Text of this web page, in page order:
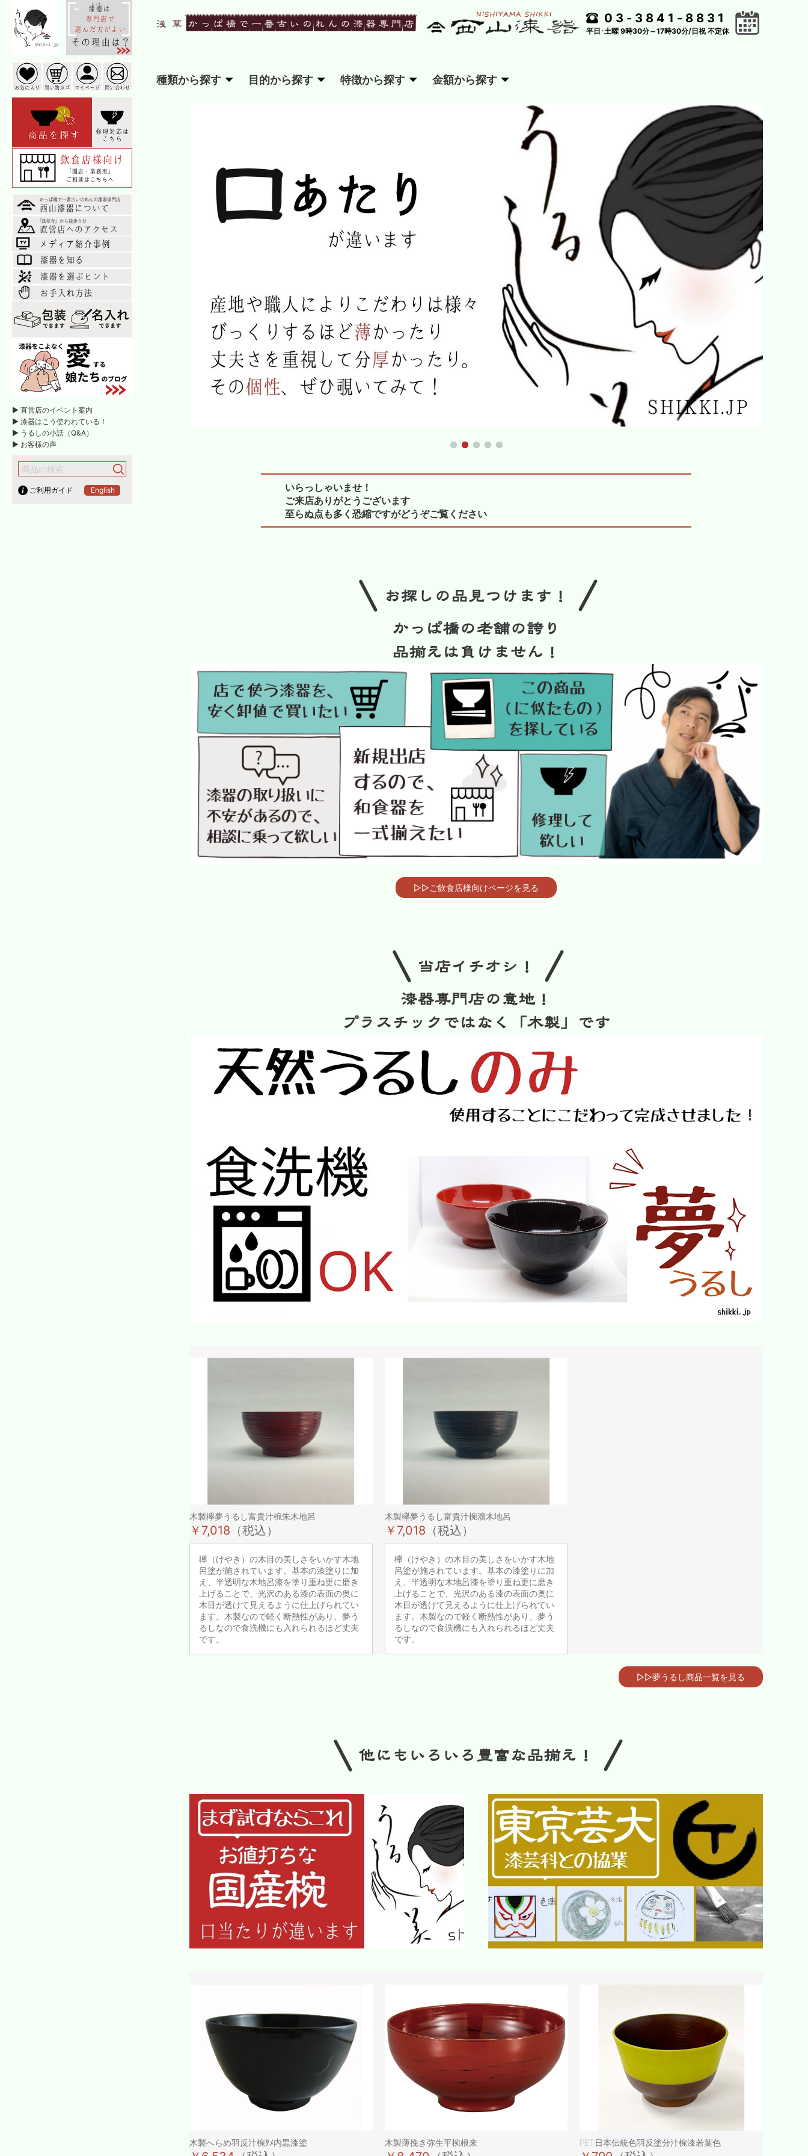
► 直営店のイベント案内
► 漆器はこう使われている！
► うるしの小話（Q&A）
► お客様の声
ご利用ガイド English
03-3841-8831
平日･土曜 9時30分～17時30分/日祝 不定休
種類から探す 目的から探す 特徴から探す 金額から探す
いらっしゃいませ！
ご来店ありがとうございます
至らぬ点も多く恐縮ですがどうぞご覧ください
/お探しの品見つけます！ /
かっぱ橋の老舗の誇り
品揃えは負けません！
▷▷ご飲食店様向けページを見る
/当店イチオシ！ /
漆器専門店の意地！
プラスチックではなく「木製」です
木製欅夢うるし富貴汁椀朱木地呂
￥7,018 （税込）
欅（けやき）の木目の美しさをいかす木地
呂塗が施されています。基本の漆塗りに加
え、半透明な木地呂漆を塗り重ね更に磨き
上げることで、光沢のある漆の表面の奥に
木目が透けて見えるように仕上げられてい
ます。木製なので軽く断熱性があり、夢う
るしなので食洗機にも入れられるほど丈夫
です。
木製欅夢うるし富貴汁椀溜木地呂
￥7,018 （税込）
欅（けやき）の木目の美しさをいかす木地
呂塗が施されています。基本の漆塗りに加
え、半透明な木地呂漆を塗り重ね更に磨き
上げることで、光沢のある漆の表面の奥に
木目が透けて見えるように仕上げられてい
ます。木製なので軽く断熱性があり、夢う
るしなので食洗機にも入れられるほど丈夫
です。
▷▷夢うるし商品一覧を見る
/他にもいろいろ豊富な品揃え！ /
木製へらめ羽反汁椀ﾀﾒ内黒漆塗 木製薄挽き弥生平椀根来 PET日本伝統色羽反塗分汁椀漆若葉色